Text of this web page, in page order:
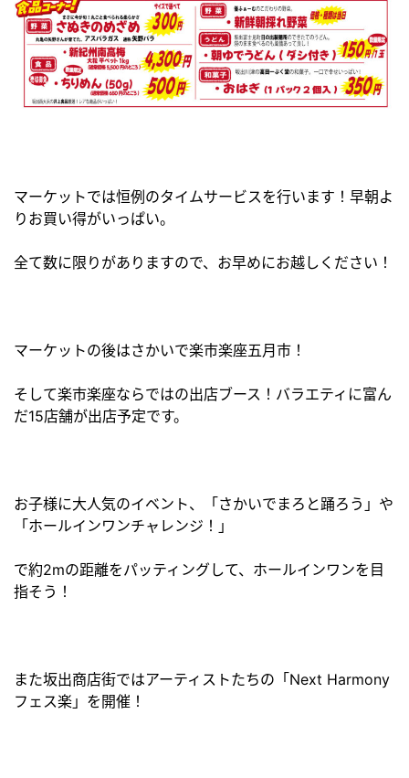
マーケットでは恒例のタイムサービスを行います！早朝よ
りお買い得がいっぱい。
全て数に限りがありますので、お早めにお越しください！
マーケットの後はさかいで楽市楽座五月市！
そして楽市楽座ならではの出店ブース！バラエティに富ん
だ15店舗が出店予定です。
お子様に大人気のイベント、「さかいでまろと踊ろう」や
「ホールインワンチャレンジ！」
で約2mの距離をパッティングして、ホールインワンを目
指そう！
また坂出商店街ではアーティストたちの「Next Harmony
フェス楽」を開催！